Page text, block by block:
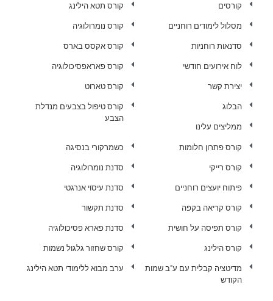
קורסים
מסלול לימודים רוחניים
סדנאות רוחניות
לוח אירועים חודשי
יצירת קשר
הבלוג
ממליצים עלינו
קורס תטא הילינג
קורס נומרולוגיה
קורס אקסס בארס
קורס פאראפסיכולוגיה
קורס טארוט
קורס טיפול בצבעים מנדלת
הצבע
קורס פתרון חלומות
קורס רייקי
פיתוח יועצים רוחניים
קורס קריאה בקפה
קורס תפיסה על חושית
קורס הילינג
מדיטציה קבלית עם ע"ב שמות
הקודש
כשמרקורי בנסיגה
סדנת נומרולוגיה
סדנת עיסוי אנרגטי
סדנת תקשור
סדנת פארא פסיכולוגיה
קורס שחזור גלגול נשמות
ערב מבוא ללימודי תטא הילינג